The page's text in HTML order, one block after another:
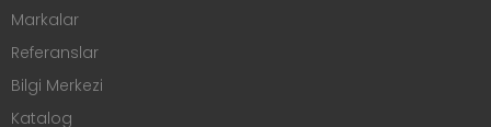
Markalar
Referanslar
Bilgi Merkezi
Katalog